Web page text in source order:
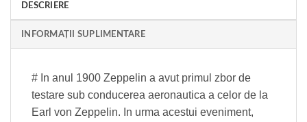
DESCRIERE
INFORMAȚII SUPLIMENTARE
# In anul 1900 Zeppelin a avut primul zbor de
testare sub conducerea aeronautica a celor de la
Earl von Zeppelin. In urma acestui eveniment,